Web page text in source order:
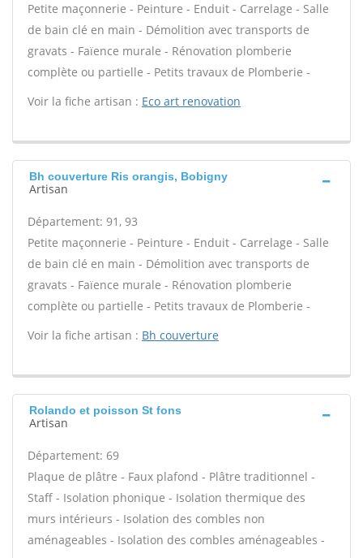
Petite maçonnerie - Peinture - Enduit - Carrelage - Salle
de bain clé en main - Démolition avec transports de
gravats - Faïence murale - Rénovation plomberie
complète ou partielle - Petits travaux de Plomberie -
Voir la fiche artisan : Eco art renovation
Bh couverture Ris orangis, Bobigny
Artisan
Département: 91, 93
Petite maçonnerie - Peinture - Enduit - Carrelage - Salle
de bain clé en main - Démolition avec transports de
gravats - Faïence murale - Rénovation plomberie
complète ou partielle - Petits travaux de Plomberie -
Voir la fiche artisan : Bh couverture
Rolando et poisson St fons
Artisan
Département: 69
Plaque de plâtre - Faux plafond - Plâtre traditionnel -
Staff - Isolation phonique - Isolation thermique des
murs intérieurs - Isolation des combles non
aménageables - Isolation des combles aménageables -